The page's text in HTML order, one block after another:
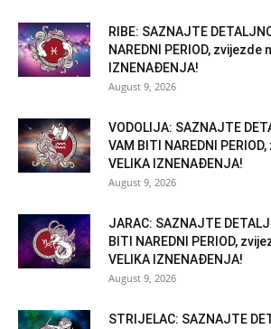
RIBE: SAZNAJTE
NAREDNI PERIOD, zvijezde
IZNENAĐENJA!
August 9, 2026
VODOLIJA: SAZNAJTE
VAM BITI NAREDNI
VELIKA IZNENAĐENJA!
August 9, 2026
JARAC: SAZNAJTE
BITI NAREDNI PERIOD,
VELIKA IZNENAĐENJA!
August 9, 2026
STRIJELAC: SAZNAJTE